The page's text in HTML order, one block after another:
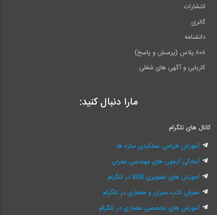
انتشارات
گالری
دانشنامه
۸۰۸ پلاس (پرسش و پاسخ)
کاریابی و آگهی های شغلی
مارا دنبال کنید:
کانال های تلگرام
آموزش طراحی عملکردی سازه ها
آمادگی آزمون های مهندسی عمران
آموزش های تصویری 808 در تلگرام
معرفی کتب عمران و معماری در تلگرام
آموزش های تخصصی معماری در تلگرام